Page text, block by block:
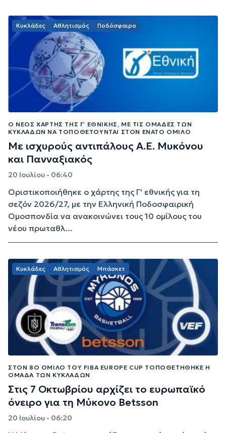
Κυκλάδες Αθλητισμός Ποδόσφαιρο
Ο ΝΈΟΣ ΧΆΡΤΗΣ ΤΗΣ Γ’ ΕΘΝΙΚΉΣ, ΜΕ ΤΙΣ ΟΜΆΔΕΣ ΤΩΝ
ΚΥΚΛΆΔΩΝ ΝΑ ΤΟΠΟΘΕΤΟΎΝΤΑΙ ΣΤΟΝ ΈΝΑΤΟ ΌΜΙΛΟ
Με ισχυρούς αντιπάλους Α.Ε. Μυκόνου
και Πανναξιακός
20 Ιουλίου - 06:40
Οριστικοποιήθηκε ο χάρτης της Γ' εθνικής για τη
σεζόν 2026/27, με την Ελληνική Ποδοσφαιρική
Ομοσπονδία να ανακοινώνει τους 10 ομίλους του
νέου πρωταθλ...
Κυκλάδες Αθλητισμός Μπάσκετ
ΣΤΟΝ 8Ο ΌΜΙΛΟ ΤΟΥ FIBA EUROPE CUP ΤΟΠΟΘΕΤΉΘΗΚΕ Η
ΟΜΆΔΑ ΤΩΝ ΚΥΚΛΆΔΩΝ
Στις 7 Οκτωβρίου αρχίζει το ευρωπαϊκό
όνειρο για τη Μύκονο Betsson
20 Ιουλίου - 06:20